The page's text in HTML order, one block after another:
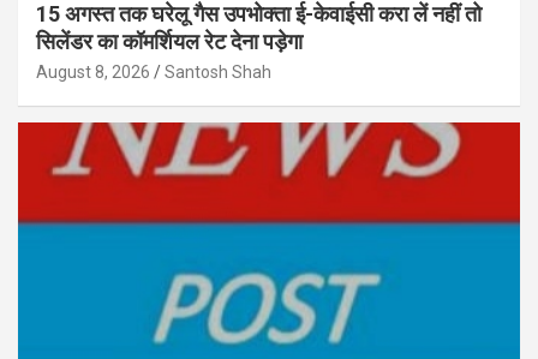
15 अगस्त तक घरेलू गैस उपभोक्ता ई-केवाईसी करा लें नहीं तो
सिलेंडर का कॉमर्शियल रेट देना पड़ेगा
August 8, 2026 Santosh Shah